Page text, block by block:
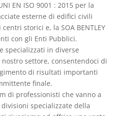
EN ISO 9001 : 2015 per la
esterne di edifici civili
storici e, la SOA BENTLEY
con gli Enti Pubblici.
specializzati in diverse
settore, consentendoci di
di risultati importanti
finale.
di professionisti che vanno a
specializzate della